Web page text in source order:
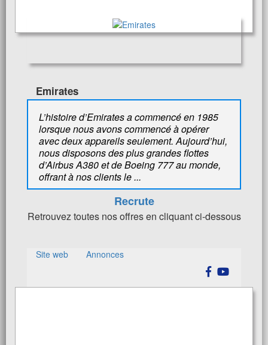
Emirates
L’histoire d’Emirates a commencé en 1985
lorsque nous avons commencé à opérer
avec deux appareils seulement. Aujourd’hui,
nous disposons des plus grandes flottes
d’Airbus A380 et de Boeing 777 au monde,
offrant à nos clients le ...
Recrute
Retrouvez toutes nos offres en cliquant ci-dessous
Site web Annonces